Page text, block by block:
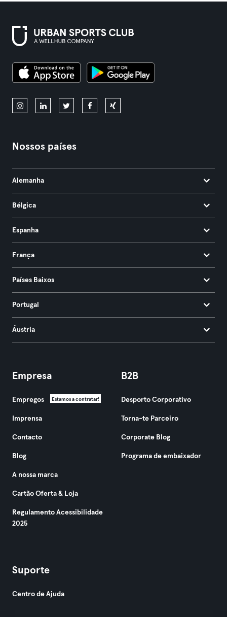
Nossos países
Alemanha
Bélgica
Espanha
França
Países Baixos
Portugal
Áustria
Empresa
Empregos Estamos a contratar!
Imprensa
Contacto
Blog
A nossa marca
Cartão Oferta & Loja
Regulamento Acessibilidade
2025
B2B
Desporto Corporativo
Torna-te Parceiro
Corporate Blog
Programa de embaixador
Suporte
Centro de Ajuda